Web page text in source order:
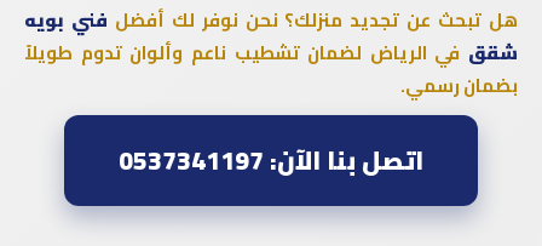
هل تبحث عن تجديد منزلك؟ نحن نوفر لك أفضل فني بويه
شقق في الرياض لضمان تشطيب ناعم وألوان تدوم طويلاً
بضمان رسمي.
اتصل بنا الآن: 0537341197